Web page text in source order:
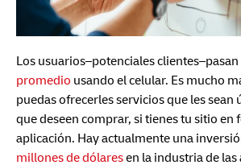
Los usuarios–potenciales clientes–pasan
promedio usando el celular. Es mucho
puedas ofrecerles servicios que les sean
que deseen comprar, si tienes tu sitio en
aplicación. Hay actualmente una
millones de dólaresen la industria de